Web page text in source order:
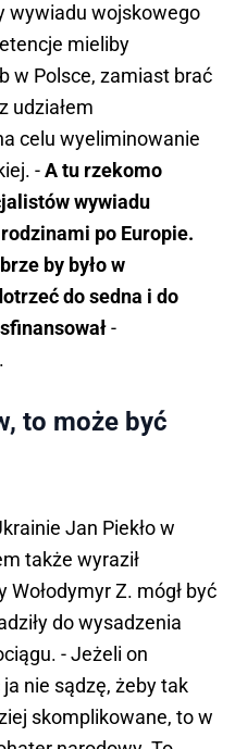
wywiadu wojskowego
mieliby
w Polsce, zamiast brać
udziałem
celu wyeliminowanie
-A tu rzekomo
wywiadu
po Europie.
by było w
do sedna i do
-
to może być
Jan Piekło w
także wyraził
Z. mógł być
do wysadzenia
- Jeżeli on
nie sądzę, żeby tak
skomplikowane, to w